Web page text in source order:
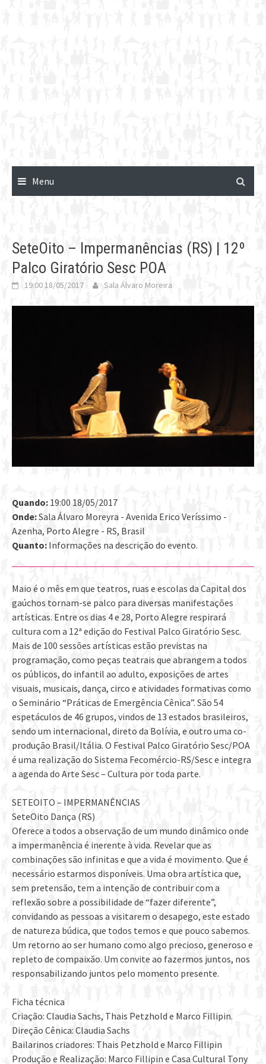
Menu
SeteOito – Impermanências (RS) | 12º
Palco Giratório Sesc POA
19:00 18/05/2017 Sala Álvaro Moreira
Quando: 19:00 18/05/2017
Onde:Sala Álvaro Moreyra - Avenida Erico Veríssimo -
Azenha, Porto Alegre - RS, Brasil
Quanto: Informações na descrição do evento.
Maio é o mês em que teatros, ruas e escolas da Capital dos
gaúchos tornam-se palco para diversas manifestações
artísticas. Entre os dias 4 e 28, Porto Alegre respirará
cultura com a 12ª edição do Festival Palco Giratório Sesc.
Mais de 100 sessões artísticas estão previstas na
programação, como peças teatrais que abrangem a todos
os públicos, do infantil ao adulto, exposições de artes
visuais, musicais, dança, circo e atividades formativas como
o Seminário “Práticas de Emergência Cênica”. São 54
espetáculos de 46 grupos, vindos de 13 estados brasileiros,
sendo um internacional, direto da Bolívia, e outro uma co-
produção Brasil/Itália. O Festival Palco Giratório Sesc/POA
é uma realização do Sistema Fecomércio-RS/Sesc e integra
a agenda do Arte Sesc – Cultura por toda parte.
SETEOITO – IMPERMANÊNCIAS
SeteOito Dança (RS)
Oferece a todos a observação de um mundo dinâmico onde
a impermanência é inerente à vida. Revelar que as
combinações são infinitas e que a vida é movimento. Que é
necessário estarmos disponíveis. Uma obra artística que,
sem pretensão, tem a intenção de contribuir com a
reflexão sobre a possibilidade de “fazer diferente”,
convidando as pessoas a visitarem o desapego, este estado
de natureza búdica, que todos temos e que pouco sabemos.
Um retorno ao ser humano como algo precioso, generoso e
repleto de compaixão. Um convite ao fazermos juntos, nos
responsabilizando juntos pelo momento presente.
Ficha técnica
Criação: Claudia Sachs, Thais Petzhold e Marco Fillipin.
Direção Cênica: Claudia Sachs
Bailarinos criadores: Thais Petzhold e Marco Fillipin
Produção e Realização: Marco Fillipin e Casa Cultural Tony